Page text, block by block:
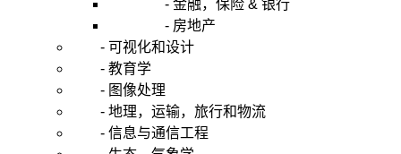
- 金融，保险 & 银行
- 房地产
- 可视化和设计
- 教育学
- 图像处理
- 地理，运输，旅行和物流
- 信息与通信工程